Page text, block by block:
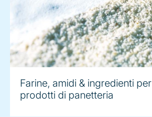
Farine, amidi & ingredienti per
prodotti di panetteria